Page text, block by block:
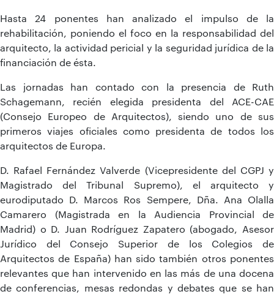
Hasta 24 ponentes han analizado el impulso de la
rehabilitación, poniendo el foco en la responsabilidad del
arquitecto, la actividad pericial y la seguridad jurídica de la
financiación de ésta.
Las jornadas han contado con la presencia de Ruth
Schagemann, recién elegida presidenta del ACE-CAE
(Consejo Europeo de Arquitectos), siendo uno de sus
primeros viajes oficiales como presidenta de todos los
arquitectos de Europa.
D. Rafael Fernández Valverde (Vicepresidente del CGPJ y
Magistrado del Tribunal Supremo), el arquitecto y
eurodiputado D. Marcos Ros Sempere, Dña. Ana Olalla
Camarero (Magistrada en la Audiencia Provincial de
Madrid) o D. Juan Rodríguez Zapatero (abogado, Asesor
Jurídico del Consejo Superior de los Colegios de
Arquitectos de España) han sido también otros ponentes
relevantes que han intervenido en las más de una docena
de conferencias, mesas redondas y debates que se han